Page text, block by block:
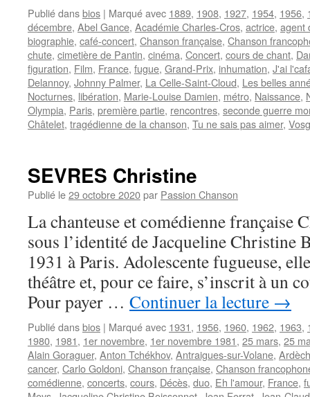
Publié dansbios | Marqué avec 1889, 1908, 1927, 1954, 1956,
décembre, Abel Gance, Académie Charles-Cros, actrice, agent
biographie, café-concert, Chanson française, Chanson
chute, cimetière de Pantin, cinéma, Concert, cours de chant,
figuration, Film, France, fugue, Grand-Prix, inhumation, J'ai
Delannoy, Johnny Palmer, La Celle-Saint-Cloud, Les belles
Nocturnes, libération, Marie-Louise Damien, métro, Naissance,
Olympia, Paris, première partie, rencontres, seconde guerre
Châtelet, tragédienne de la chanson, Tu ne sais pas aimer,
SEVRES Christine
Publié le29 octobre 2020par Passion Chanson
La chanteuse et comédienne française
sous l’identité de Jacqueline Christine
1931 à Paris. Adolescente fugueuse,
théâtre et, pour ce faire, s’inscrit à un
Pour payer … Continuer la lecture →
Publié dansbios | Marqué avec 1931, 1956, 1960, 1962, 1963,
1980, 1981, 1er novembre, 1er novembre 1981, 25 mars, 25
Alain Goraguer, Anton Tchékhov, Antraigues-sur-Volane,
cancer, Carlo Goldoni, Chanson française, Chanson
comédienne, concerts, cours, Décès, duo, Eh l'amour, France,